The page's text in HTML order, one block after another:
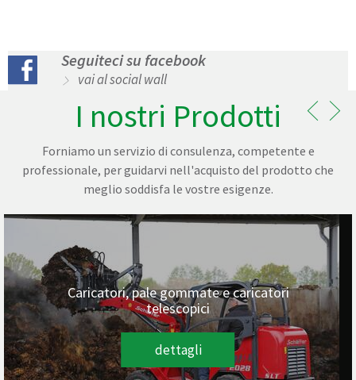
Seguiteci su facebook
vai al social wall
I nostri Prodotti
Forniamo un servizio di consulenza, competente e
professionale, per guidarvi nell'acquisto del prodotto che
meglio soddisfa le vostre esigenze.
pale gommate e caricatori
telescopici
dettagli